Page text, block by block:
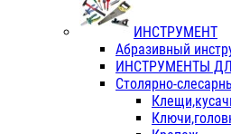
ИНСТРУМЕНТ
Абразивный
ИНСТРУМЕНТЫ
Столярно-